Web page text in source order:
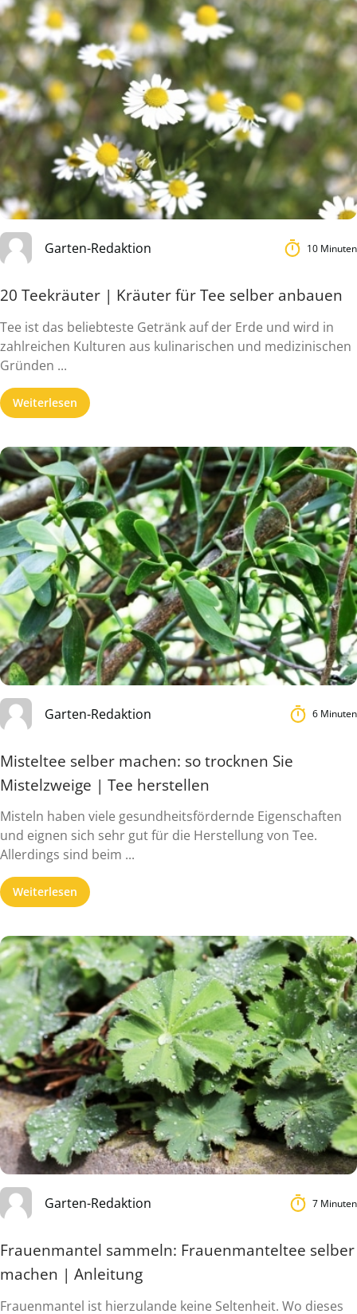
Garten-Redaktion 10 Minuten
20 Teekräuter | Kräuter für Tee selber anbauen
Tee ist das beliebteste Getränk auf der Erde und wird in
zahlreichen Kulturen aus kulinarischen und medizinischen
Gründen ...
Weiterlesen
Garten-Redaktion 6 Minuten
Misteltee selber machen: so trocknen Sie
Mistelzweige | Tee herstellen
Misteln haben viele gesundheitsfördernde Eigenschaften
und eignen sich sehr gut für die Herstellung von Tee.
Allerdings sind beim ...
Weiterlesen
Garten-Redaktion 7 Minuten
Frauenmantel sammeln: Frauenmanteltee selber
machen | Anleitung
Frauenmantel ist hierzulande keine Seltenheit. Wo dieses